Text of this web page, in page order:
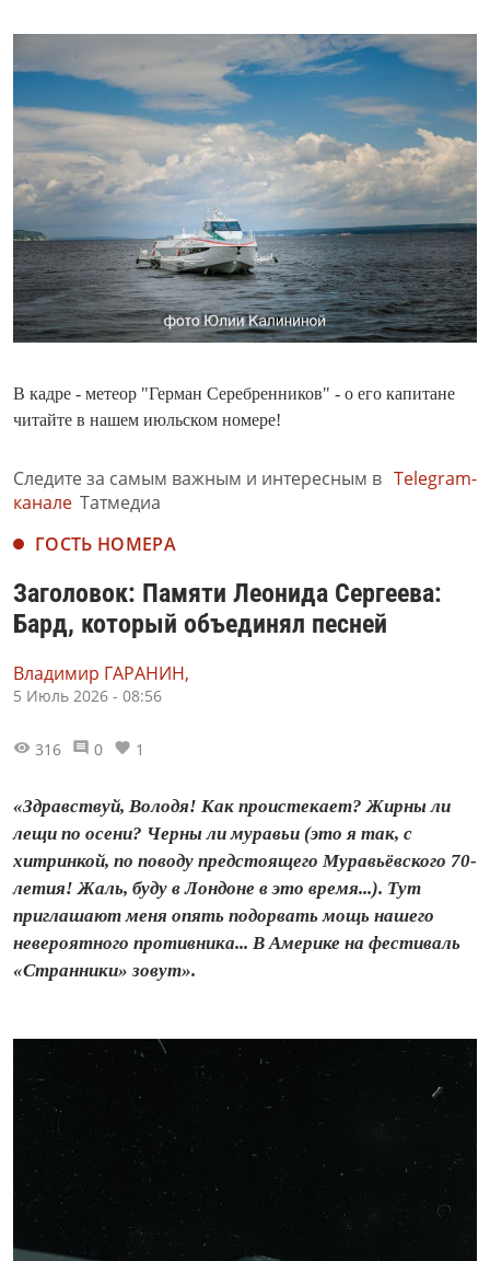
В кадре - метеор "Герман Серебренников" - о его капитане
читайте в нашем июльском номере!
Следите за самым важным и интересным в Telegram-
канале Татмедиа
ГОСТЬ НОМЕРА
Заголовок: Памяти Леонида Сергеева:
Бард, который объединял песней
Владимир ГАРАНИН,
5 Июль 2026 - 08:56
316 0 1
«Здравствуй, Володя! Как проистекает? Жирны ли
лещи по осени? Черны ли муравьи (это я так, с
хитринкой, по поводу предстоящего Муравьёвского 70-
летия! Жаль, буду в Лондоне в это время...). Тут
приглашают меня опять подорвать мощь нашего
невероятного противника... В Америке на фестиваль
«Странники» зовут».